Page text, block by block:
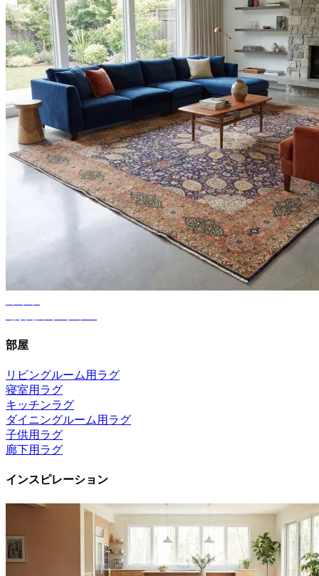
部屋
リビングルーム用ラグ
寝室用ラグ
キッチンラグ
ダイニングルーム用ラグ
子供用ラグ
廊下用ラグ
インスピレーション